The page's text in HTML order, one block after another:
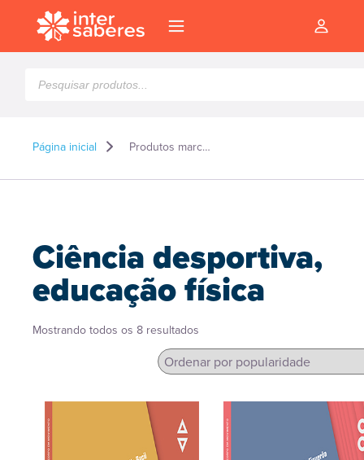
produtos
Página inicial Produtos marcados como “Ciência desportiva, educação física”
Ciência desportiva,
educação física
Mostrando todos os 8 resultados
popularidade